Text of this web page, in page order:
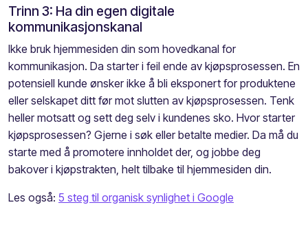
Trinn 3: Ha din egen digitale
kommunikasjonskanal
Ikke bruk hjemmesiden din som hovedkanal for
kommunikasjon. Da starter i feil ende av kjøpsprosessen. En
potensiell kunde ønsker ikke å bli eksponert for produktene
eller selskapet ditt før mot slutten av kjøpsprosessen. Tenk
heller motsatt og sett deg selv i kundenes sko. Hvor starter
kjøpsprosessen? Gjerne i søk eller betalte medier. Da må du
starte med å promotere innholdet der, og jobbe deg
bakover i kjøpstrakten, helt tilbake til hjemmesiden din.
Les også: 5 steg til organisk synlighet i Google